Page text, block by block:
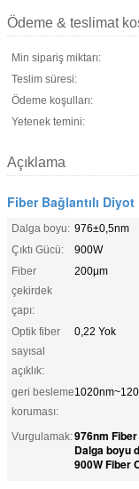
Ödeme & teslimat
Min sipariş miktarı:
Teslim süresi:
Ödeme koşulları:
Yetenek temini:
Açıklama
Fiber Bağlantılı Diyot
Dalga boyu: 976±0,5nm
Çıktı Gücü:
900W
Fiber
çekirdek
çapı:
200μm
Optik fiber
sayısal
açıklık:
0,22 Yok
geri besleme
koruması:
Vurgulamak:976nm
Dalga boyu
900W Fiber